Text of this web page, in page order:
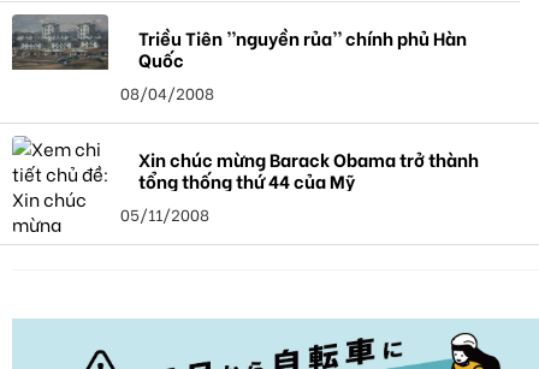
Triều Tiên ’’nguyền rủa’’ chính phủ Hàn
Quốc
08/04/2008
Xin chúc mừng Barack Obama trở thành
tổng thống thứ 44 của Mỹ
05/11/2008